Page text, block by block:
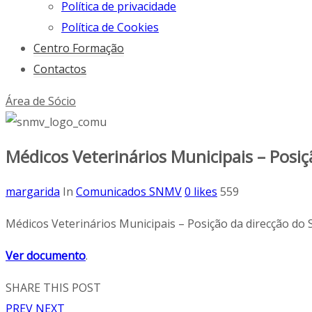
Política de privacidade
Política de Cookies
Centro Formação
Contactos
Área de Sócio
Médicos Veterinários Municipais –
margarida In Comunicados SNMV0 likes 559
Médicos Veterinários Municipais – Posição da direcção do
Ver documento.
SHARE THIS POST
PREV NEXT